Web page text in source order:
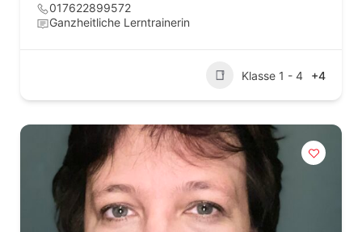
017622899572
Ganzheitliche Lerntrainerin
Klasse 1 - 4 +4